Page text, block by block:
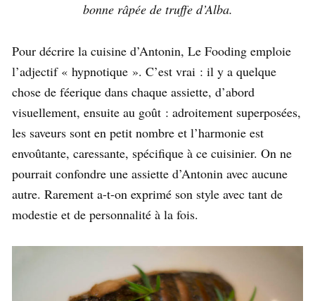
bonne râpée de truffe d’Alba.
Pour décrire la cuisine d’Antonin, Le Fooding emploie
l’adjectif « hypnotique ». C’est vrai : il y a quelque
chose de féerique dans chaque assiette, d’abord
visuellement, ensuite au goût : adroitement superposées,
les saveurs sont en petit nombre et l’harmonie est
envoûtante, caressante, spécifique à ce cuisinier. On ne
pourrait confondre une assiette d’Antonin avec aucune
autre. Rarement a-t-on exprimé son style avec tant de
modestie et de personnalité à la fois.